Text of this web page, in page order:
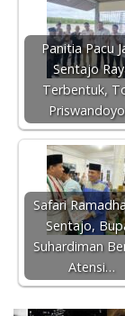
Panitia Pacu
Sentajo
Terbentuk,
Safari
Sentajo,
Suhardiman
Atensi…